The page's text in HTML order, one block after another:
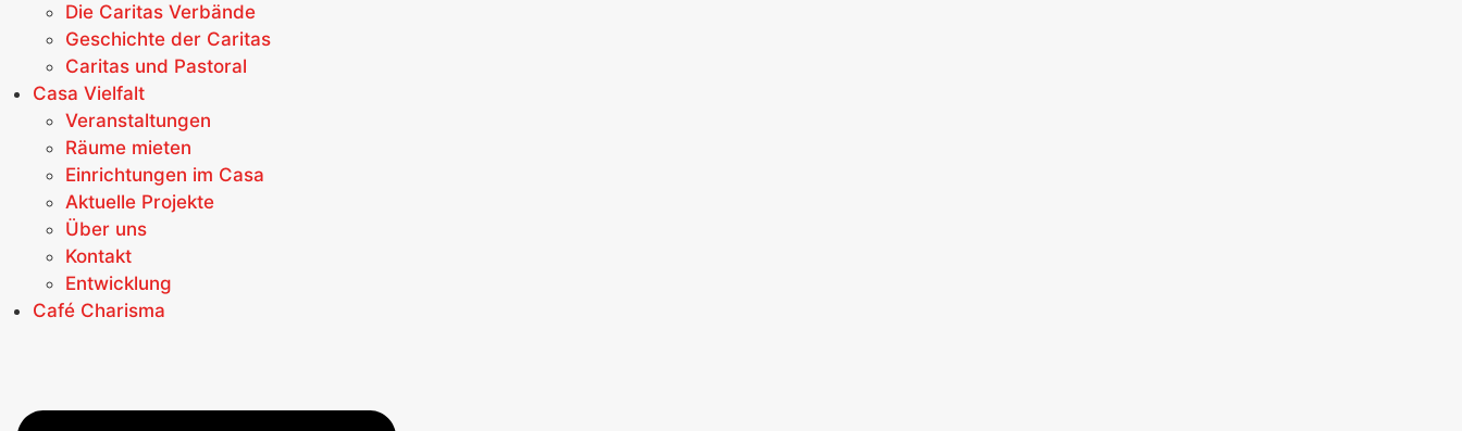
Die Caritas Verbände
Geschichte der Caritas
Caritas und Pastoral
Casa Vielfalt
Veranstaltungen
Räume mieten
Einrichtungen im Casa
Aktuelle Projekte
Über uns
Kontakt
Entwicklung
Café Charisma